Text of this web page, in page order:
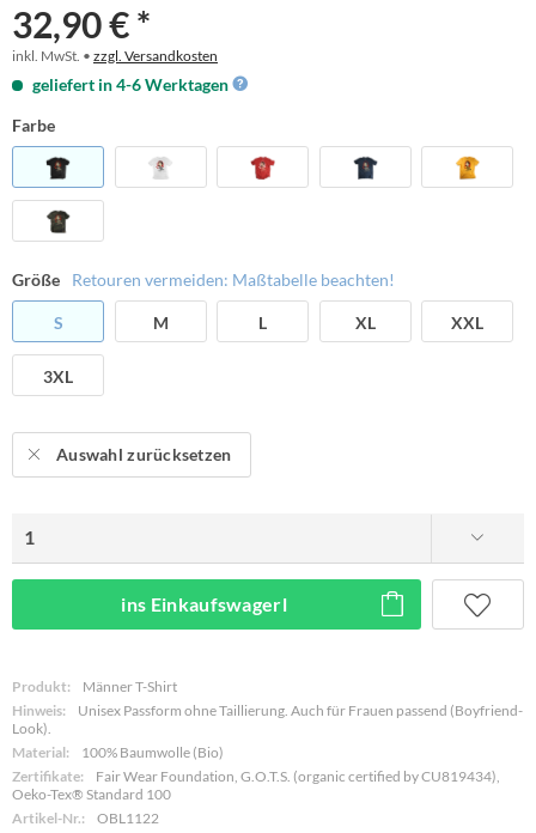
32,90 € *
inkl. MwSt. • zzgl. Versandkosten
geliefert in 4-6 Werktagen
Farbe
Größe Retouren vermeiden: Maßtabelle beachten!
S M L XL XXL
3XL
Auswahl zurücksetzen
ins Einkaufswagerl
Produkt:
Männer T-Shirt
Hinweis:
Unisex Passform ohne Taillierung. Auch für Frauen passend (Boyfriend-
Look).
Material:
100% Baumwolle (Bio)
Zertifikate:
Fair Wear Foundation, G.O.T.S. (organic certified by CU819434),
Oeko-Tex® Standard 100
Artikel-Nr.:
OBL1122